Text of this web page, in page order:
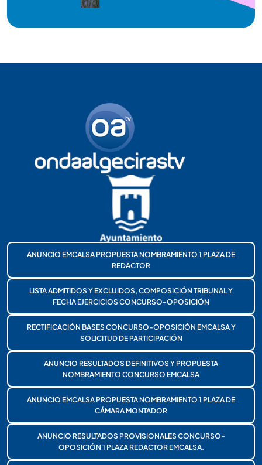
ANUNCIO EMCALSA PROPUESTA NOMBRAMIENTO 1 PLAZA DE
REDACTOR
LISTA ADMITIDOS Y EXCLUIDOS, COMPOSICIÓN TRIBUNAL Y
FECHA EJERCICIOS CONCURSO-OPOSICIÓN
RECTIFICACIÓN BASES CONCURSO-OPOSICIÓN EMCALSA Y
SOLICITUD DE PARTICIPACIÓN
ANUNCIO RESULTADOS DEFINITIVOS Y PROPUESTA
NOMBRAMIENTO CONCURSO EMCALSA
ANUNCIO EMCALSA PROPUESTA NOMBRAMIENTO 1 PLAZA DE
CÁMARA MONTADOR
ANUNCIO RESULTADOS PROVISIONALES CONCURSO-
OPOSICIÓN 1 PLAZA REDACTOR EMCALSA.